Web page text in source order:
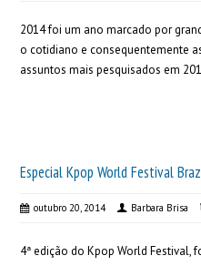
2014 foi um ano marcado por
o cotidiano e consequentemente
assuntos mais pesquisados em
Especial Kpop World Festival
outubro 20, 2014 Barbara Brisa
4ª edição do Kpop World Festival,